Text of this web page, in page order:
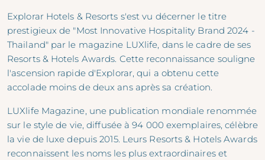
Explorar Hotels & Resorts s'est vu décerner le titre
prestigieux de "Most Innovative Hospitality Brand 2024 -
Thailand" par le magazine LUXlife, dans le cadre de ses
Resorts & Hotels Awards. Cette reconnaissance souligne
l'ascension rapide d'Explorar, qui a obtenu cette
accolade moins de deux ans après sa création.
LUXlife Magazine, une publication mondiale renommée
sur le style de vie, diffusée à 94 000 exemplaires, célèbre
la vie de luxe depuis 2015. Leurs Resorts & Hotels Awards
reconnaissent les noms les plus extraordinaires et